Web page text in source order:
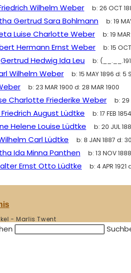
Wilhelm Weber b: 26 OCT
Gertrud Sara Bohlmann b: 19
Luise Charlotte Weber b: 19
Hermann Ernst Weber b: 15
Gertrud Hedwig Ida Leu b:
Wilhelm Weber b: 15 MAY 1896 d: 5
b: 23 MAR 1900 d: 28 MAR 1900
Charlotte Friederike Weber b: 29
August Lüdtke b: 17 FEB 1854
Helene Louise Lüdtke b: 20 JUL
Carl Lüdtke b: 8 JAN 1887 d:
Ida Minna Panthen b: 13 NOV 1888
Ernst Otto Lüdtke b: 4 APR 1921
- Marlis Twent